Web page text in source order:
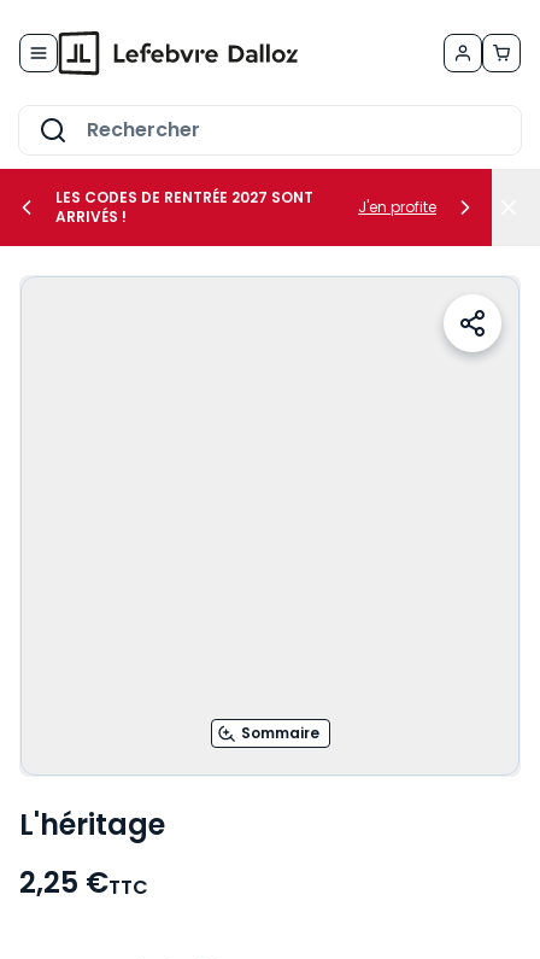
le sous-menu Vos métiers
LES CODES DE RENTRÉE 2027 SONT
ARRIVÉS !
J'en profite
Sommaire
L'héritage
2,25 €TTC